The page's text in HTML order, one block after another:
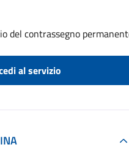
del contrassegno
al servizio